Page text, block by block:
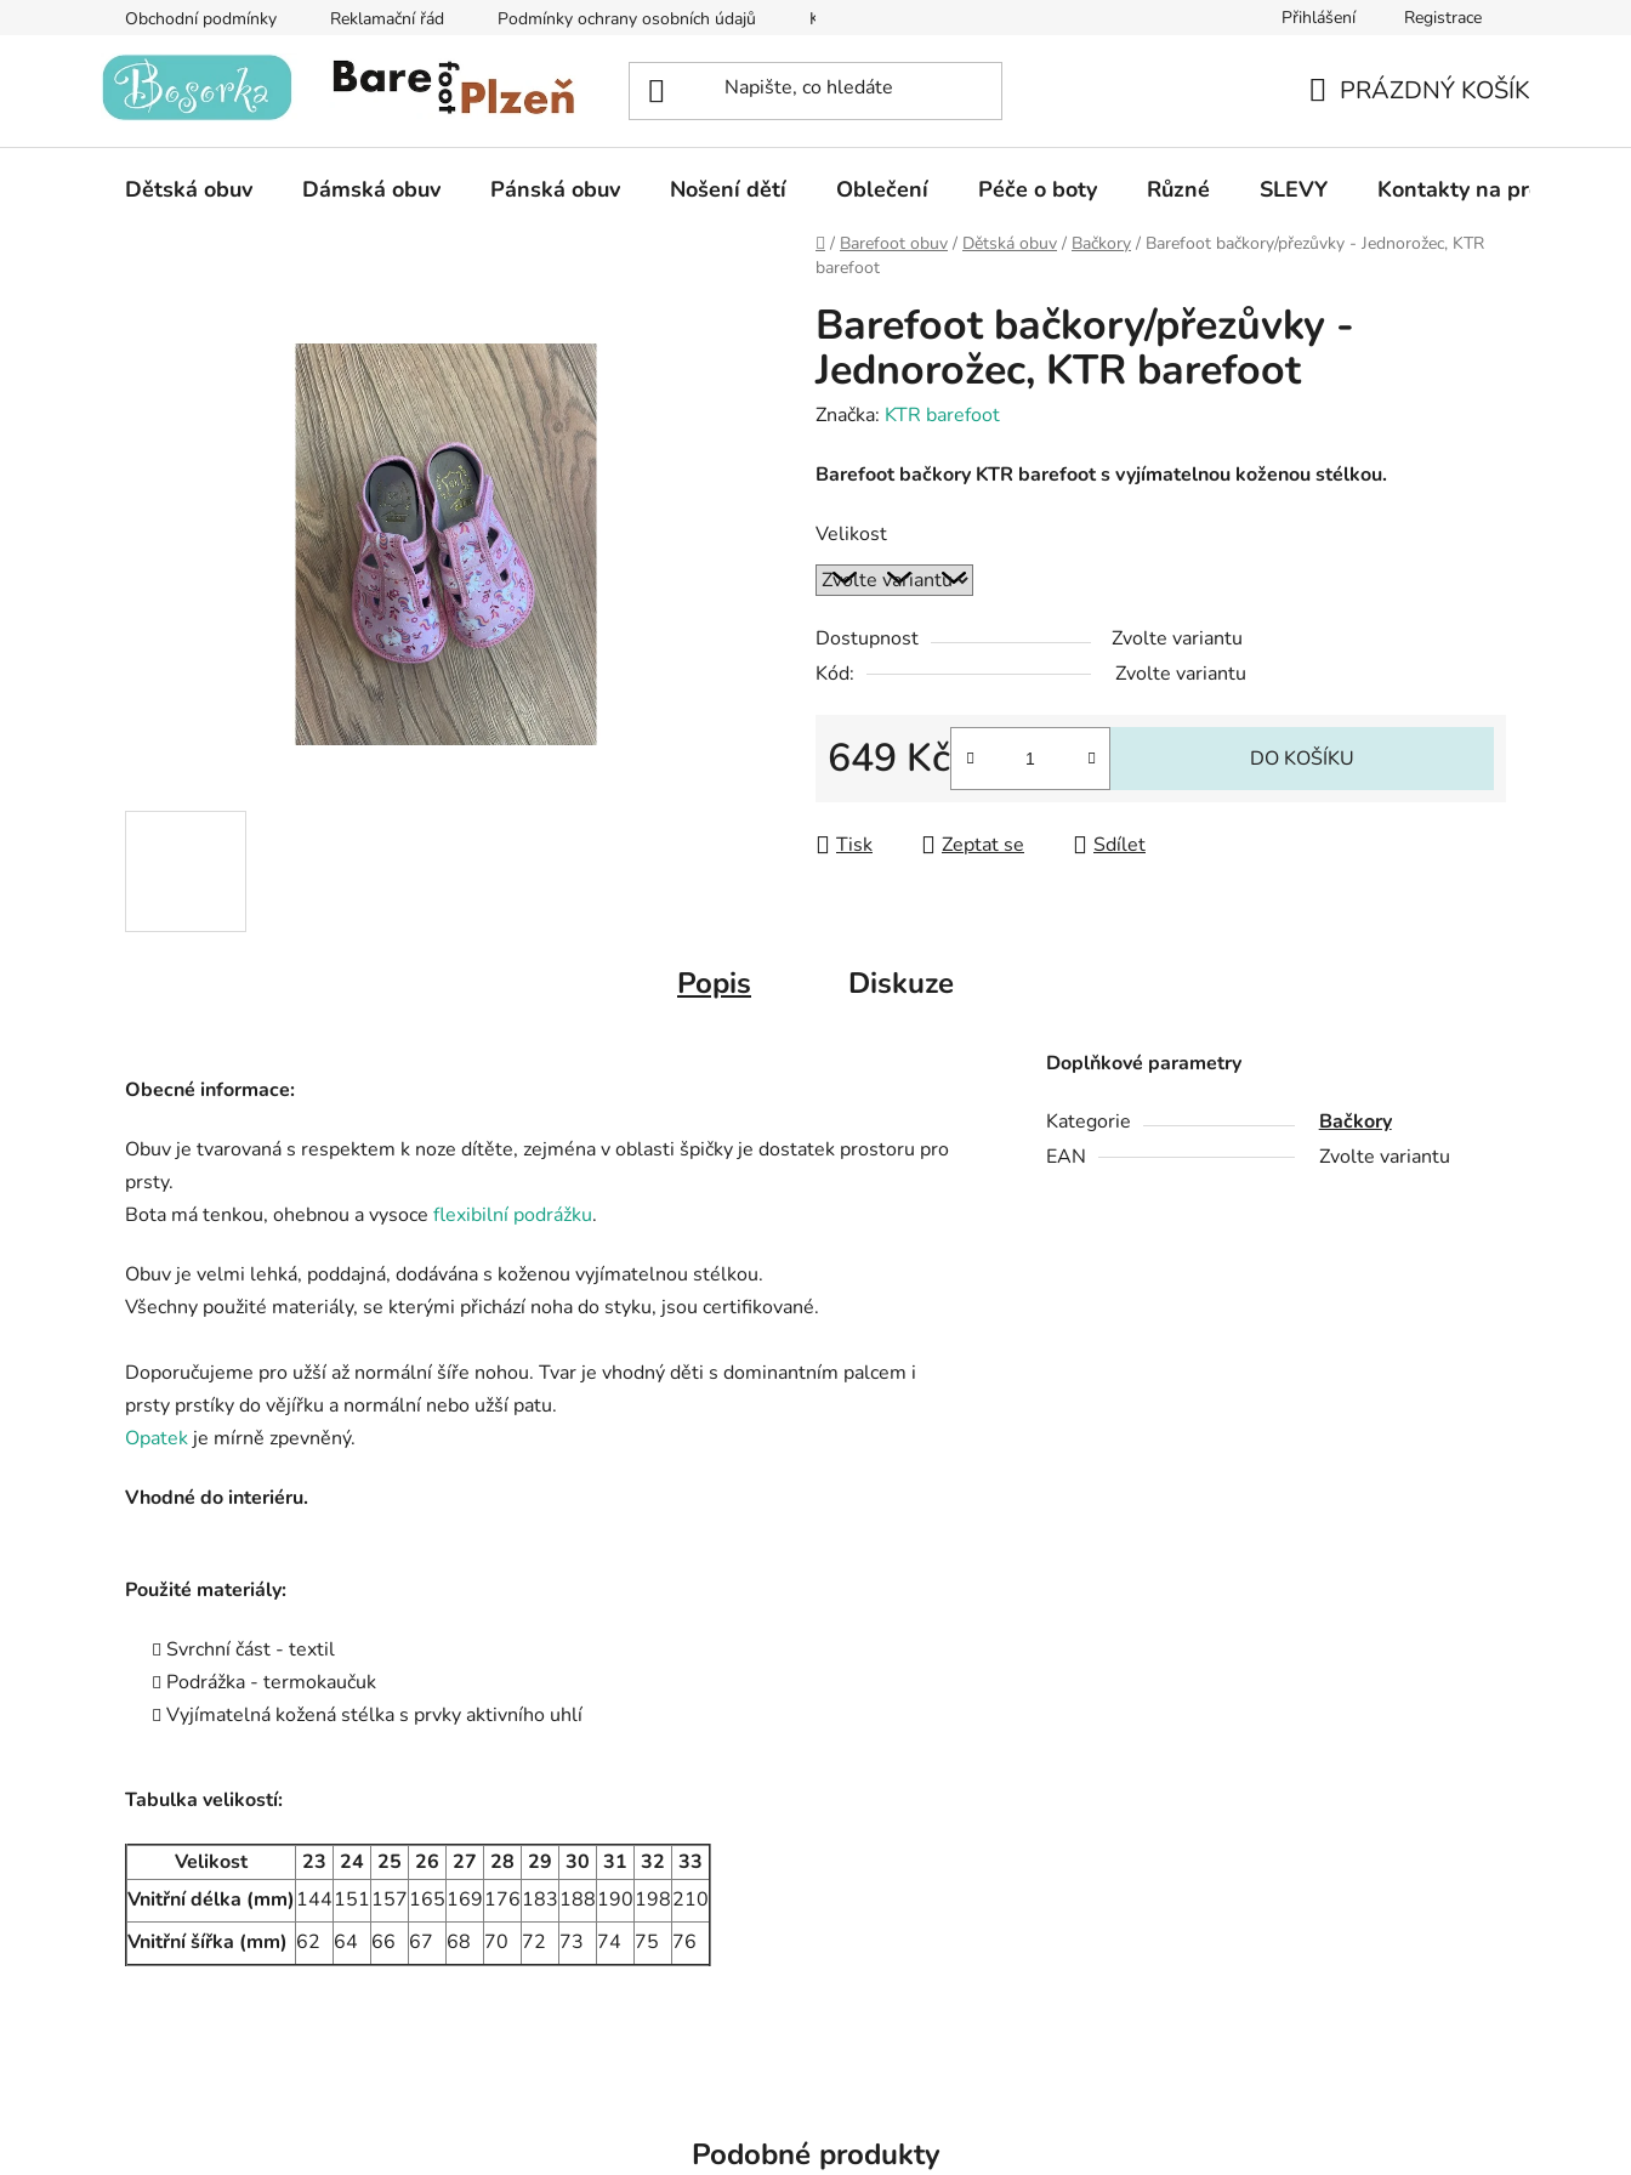
Obchodní podmínky Reklamační řád Podmínky ochrany osobních údajů Kontakty na prodejny Informace k on-line platbám Odstoupení od
Přihlášení Registrace
KOŠÍK
PRÁZDNÝ KOŠÍK
Dětská obuv Dámská obuv Pánská obuv Nošení dětí Oblečení Péče o boty Různé SLEVY Kontakty na prodejny
Domů
/ Barefoot obuv / Dětská obuv / Bačkory / Barefoot bačkory/přezůvky - Jednorožec, KTR
barefoot
Barefoot bačkory/přezůvky -
Jednorožec, KTR barefoot
Značka: KTR barefoot
Barefoot bačkory KTR barefoot s vyjímatelnou koženou stélkou.
Velikost
Dostupnost
Zvolte variantu
Kód:
Zvolte variantu
649 Kč DO KOŠÍKU
Tisk Zeptat se Sdílet
Popis Diskuze
Obecné informace:
Obuv je tvarovaná s respektem k noze dítěte, zejména v oblasti špičky je dostatek prostoru pro
prsty.
Bota má tenkou, ohebnou a vysoce flexibilní podrážku.
Obuv je velmi lehká, poddajná, dodávána s koženou vyjímatelnou stélkou.
Všechny použité materiály, se kterými přichází noha do styku, jsou certifikované.
Doporučujeme pro užší až normální šíře nohou. Tvar je vhodný děti s dominantním palcem i
prsty prstíky do vějířku a normální nebo užší patu.
Opatek je mírně zpevněný.
Vhodné do interiéru.
Použité materiály:
Svrchní část - textil
Podrážka - termokaučuk
Vyjímatelná kožená stélka s prvky aktivního uhlí
Tabulka velikostí:
Velikost 23 24 25 26 27 28 29 30 31 32 33
Vnitřní délka (mm) 144151157165169176183188190198210
Vnitřní šířka (mm) 62 64 66 67 68 70 72 73 74 75 76
Doplňkové parametry
Kategorie
Bačkory
EAN
Zvolte variantu
Podobné produkty